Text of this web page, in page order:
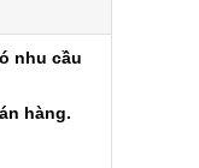
nhu cầu
hàng.